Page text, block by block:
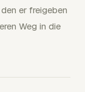
er freigeben
Weg in die